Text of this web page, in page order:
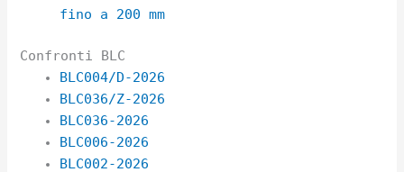
fino a 200 mm
Confronti BLC
BLC004/D-2026
BLC036/Z-2026
BLC036-2026
BLC006-2026
BLC002-2026